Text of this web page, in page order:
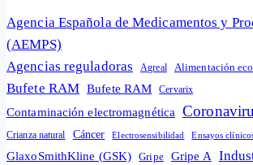
Agencia Española de Medicamentos y
(AEMPS)
Agencias reguladoras
Agreal Alimentación
Bufete RAM Bufete RAM Cervarix
Contaminación electromagnética
Crianza natural Cáncer Electrosensibilidad Ensayos
GlaxoSmithKline (GSK) Gripe Gripe A